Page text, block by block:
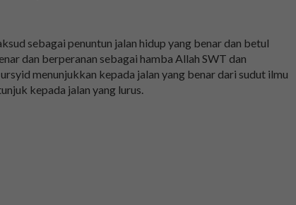
sebagai penuntun jalan hidup yang benar dan betul
dan berperanan sebagai hamba Allah SWT dan
menunjukkan kepada jalan yang benar dari sudut ilmu
kepada jalan yang lurus.